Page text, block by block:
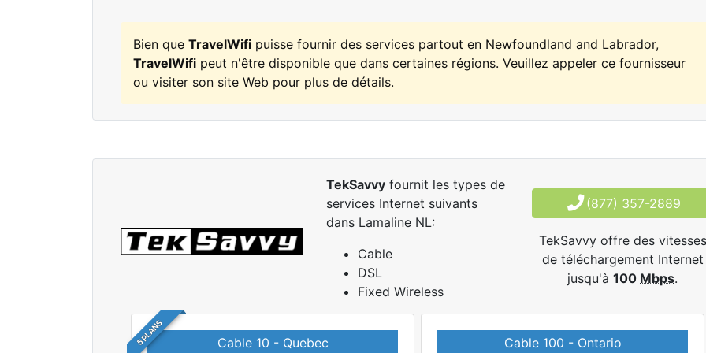
Bien que TravelWifi puisse fournir des services partout en Newfoundland and Labrador,
TravelWifi peut n'être disponible que dans certaines régions. Veuillez appeler ce fournisseur
ou visiter son site Web pour plus de détails.
TekSavvyfournit les types de
services Internet suivants
dans Lamaline NL:
Cable
DSL
Fixed Wireless
(877) 357-2889
TekSavvy offre des vitesses
de téléchargement Internet
jusqu'à100 Mbps.
5 PLANS Cable 10 - Quebec Cable 100 - Ontario